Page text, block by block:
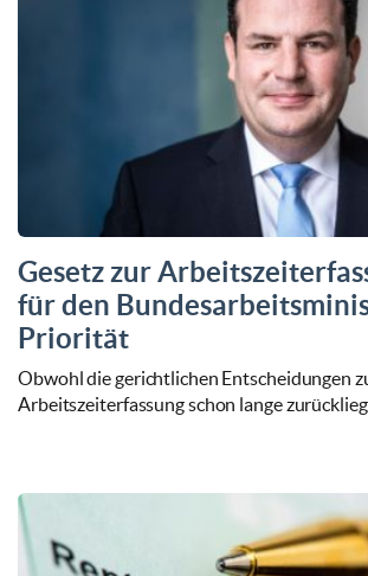
Gesetz zur
für den
Priorität
Obwohl die gerichtlichen Entscheidungen
Arbeitszeiterfassung schon lange